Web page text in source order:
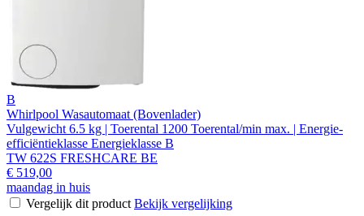
B
Whirlpool Wasautomaat (Bovenlader)
Vulgewicht 6.5 kg | Toerental 1200 Toerental/min max. | Energie-
efficiëntieklasse Energieklasse B
TW 622S FRESHCARE BE
€ 519,00
maandag in huis
Vergelijk dit product Bekijk vergelijking